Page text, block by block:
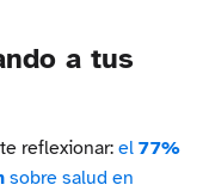
a tus
reflexionar: el 77%
sobre salud en